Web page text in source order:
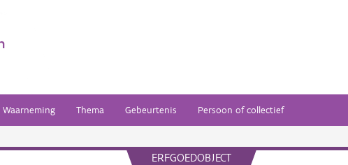
Waarneming Thema Gebeurtenis Persoon of collectief
ERFGOEDOBJECT